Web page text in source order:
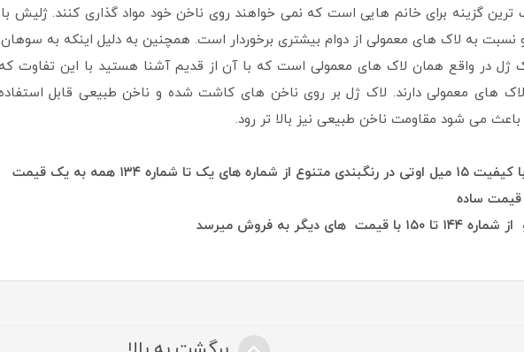
ترین گزینه برای خانم هایی است که نمی خواهند روی ناخن خود مواد گذاری کنند.
به لاک های معمولی از دوام بیشتری برخوردار است. همچنین به دلیل اینکه به
ژل در واقع همان لاک های معمولی است که با آن از قدیم آشنا هستید با این تفاوت
لاک های معمولی دارند. لاک ژل بر روی ناخن های کاشت شده و ناخن طبیعی قابل
می شود مقاومت ناخن طبیعی نیز بالا تر رود.
شماره ۱۳۴ همه به یک قیمت